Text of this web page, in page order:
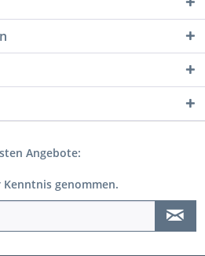
Angebote:
Kenntnis genommen.